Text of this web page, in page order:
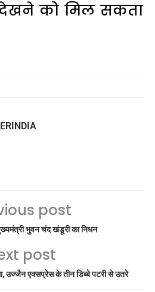
देखने को मिल सकता
post
भुवन चंद खंडूरी का निधन
post
उज्जैन एक्सप्रेस के तीन डिब्बे पटरी से उतरे